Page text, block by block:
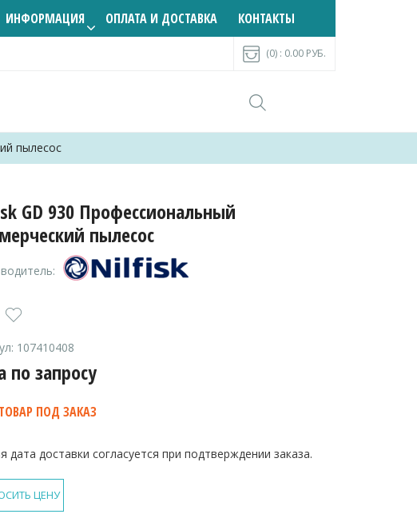
ИНФОРМАЦИЯ ОПЛАТА И ДОСТАВКА КОНТАКТЫ
(0) : 0.00 РУБ.
пылесос
GD 930 Профессиональный
пылесос
107410408
по запросу
ТОВАР ПОД ЗАКАЗ
дата доставки согласуется при подтверждении заказа.
ЦЕНУ